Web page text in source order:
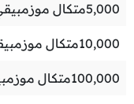
5,000متكال
10,000متكال
100,000متكال